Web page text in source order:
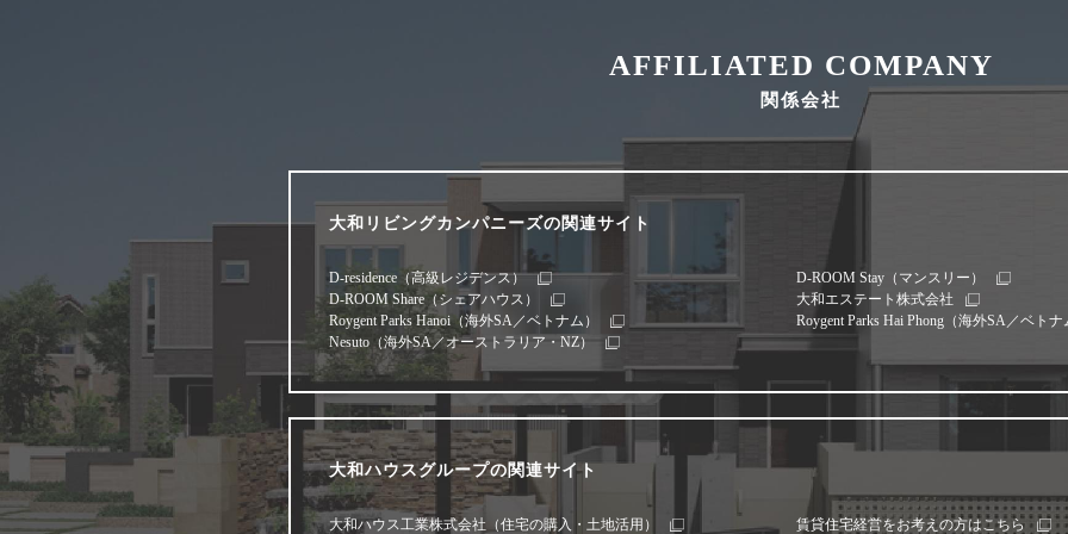
AFFILIATED COMPANY
関係会社
大和リビングカンパニーズの関連サイト
D-residence（高級レジデンス）
D-ROOM Stay（マンスリー）
D-ROOM Share（シェアハウス）
大和エステート株式会社
Roygent Parks Hanoi（海外SA／ベトナム）
Roygent Parks Hai Phong（海外SA／ベトナ
Nesuto（海外SA／オーストラリア・NZ）
大和ハウスグループの関連サイト
大和ハウス工業株式会社（住宅の購入・土地活用） 賃貸住宅経営をお考えの方はこちら